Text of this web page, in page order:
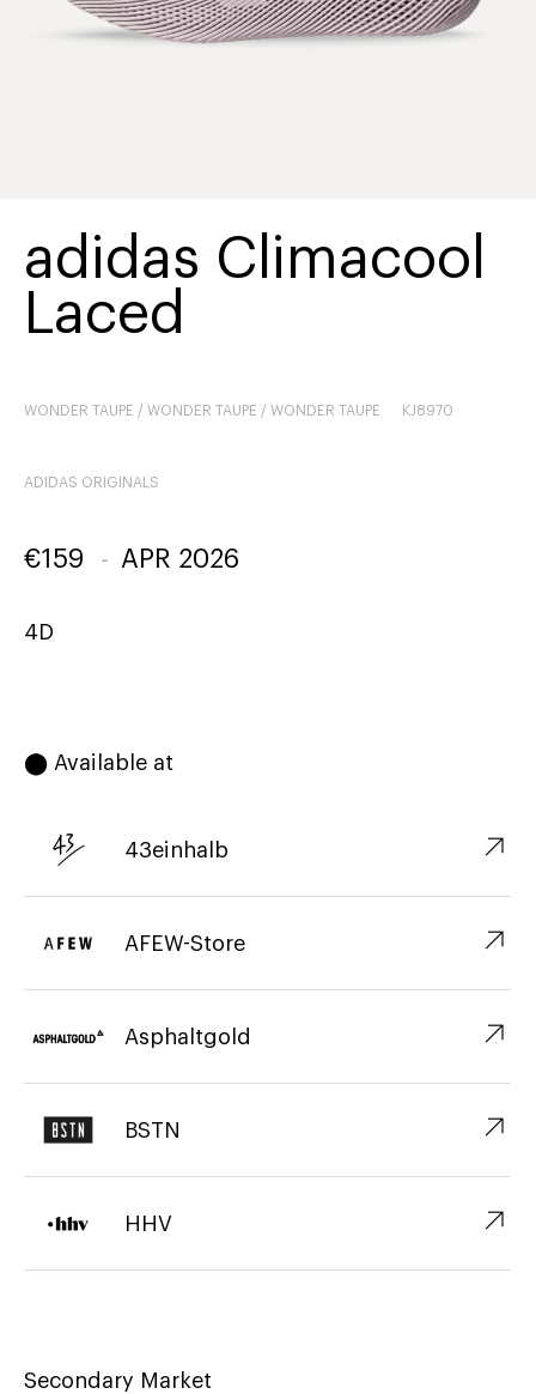
adidas Climacool
Laced
WONDER TAUPE / WONDER TAUPE / WONDER TAUPE KJ8970
ADIDAS ORIGINALS
€159 - APR 2026
4D
⬤ Available at
43einhalb ↗︎
AFEW-Store ↗︎
Asphaltgold ↗︎
BSTN ↗︎
HHV ↗︎
Secondary Market